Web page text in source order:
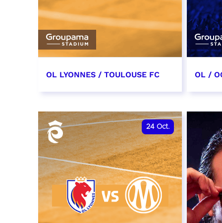
OL LYONNES / TOULOUSE FC
date et heure à confirmer
RÉSERVER
OL /
date
24 Oct.